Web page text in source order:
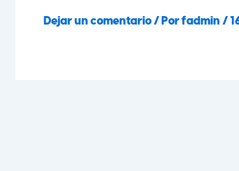
Dejar un comentario/ Porfadmin /